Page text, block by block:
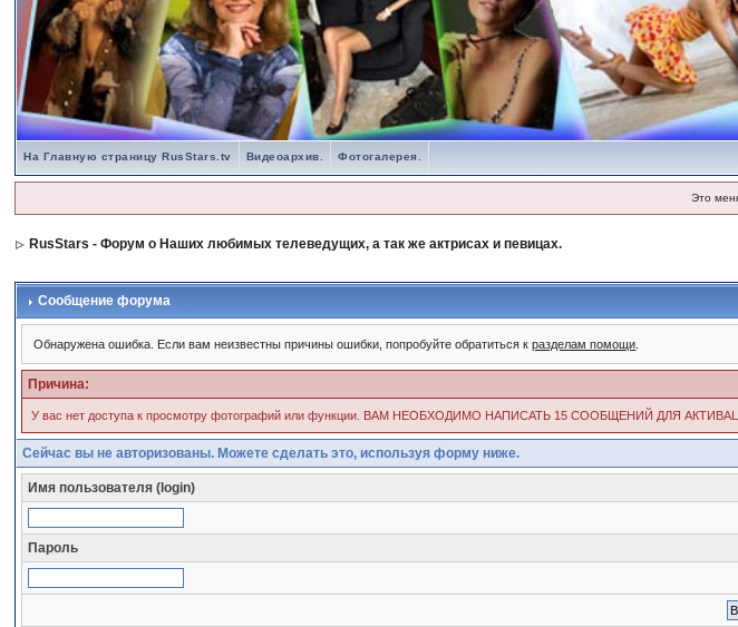
На Главную страницу RusStars.tv Видеоархив. Фотогалерея.
Это
RusStars - Форум о Наших любимых телеведущих, а так же актрисах и певицах.
Сообщение форума
Обнаружена ошибка. Если вам неизвестны причины ошибки, попробуйте обратиться кразделам помощи
Причина:
У вас нет доступа к просмотру фотографий или функции. ВАМ НЕОБХОДИМО НАПИСАТЬ 15 СООБЩЕНИЙ ДЛЯ
Сейчас вы не авторизованы. Можете сделать это, используя форму ниже.
Имя пользователя (login)
Пароль